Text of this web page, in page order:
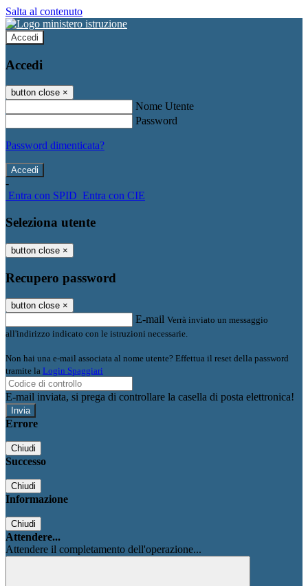
Salta al contenuto
Accedi
Accedi
button close ×
Nome Utente
Password
Password dimenticata?
-
Entra con SPID Entra con CIE
Seleziona utente
button close ×
Recupero password
button close ×
E-mail Verrà inviato un messaggio
all'indirizzo indicato con le istruzioni necessarie.
Non hai una e-mail associata al nome utente? Effettua il reset della password
tramite la Login Spaggiari
E-mail inviata, si prega di controllare la casella di posta elettronica!
Errore
Chiudi
Successo
Chiudi
Informazione
Chiudi
Attendere...
Attendere il completamento dell'operazione...